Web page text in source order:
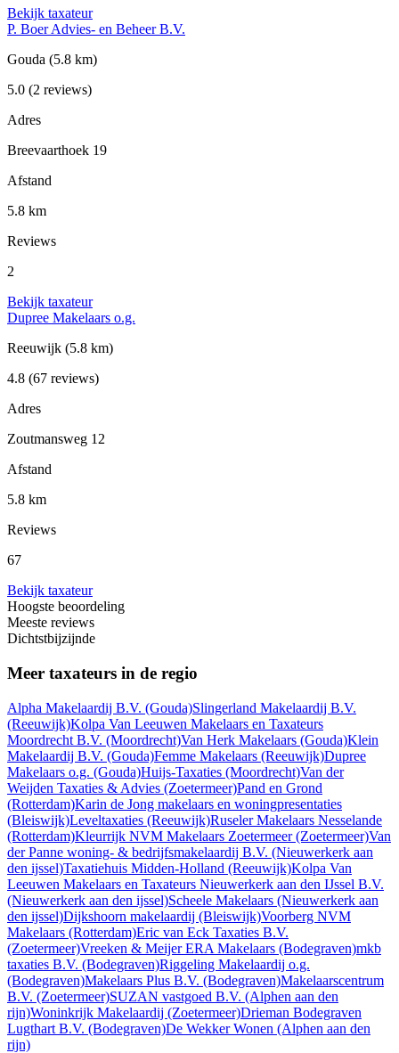
Bekijk taxateur
P. Boer Advies- en Beheer B.V.
Gouda (5.8 km)
5.0 (2 reviews)
Adres
Breevaarthoek 19
Afstand
5.8 km
Reviews
2
Bekijk taxateur
Dupree Makelaars o.g.
Reeuwijk (5.8 km)
4.8 (67 reviews)
Adres
Zoutmansweg 12
Afstand
5.8 km
Reviews
67
Bekijk taxateur
Hoogste beoordeling
Meeste reviews
Dichtstbijzijnde
Meer taxateurs in de regio
Alpha Makelaardij B.V. (Gouda)Slingerland Makelaardij B.V.
(Reeuwijk)Kolpa Van Leeuwen Makelaars en Taxateurs
Moordrecht B.V. (Moordrecht)Van Herk Makelaars (Gouda)Klein
Makelaardij B.V. (Gouda)Femme Makelaars (Reeuwijk)Dupree
Makelaars o.g. (Gouda)Huijs-Taxaties (Moordrecht)Van der
Weijden Taxaties & Advies (Zoetermeer)Pand en Grond
(Rotterdam)Karin de Jong makelaars en woningpresentaties
(Bleiswijk)Leveltaxaties (Reeuwijk)Ruseler Makelaars Nesselande
(Rotterdam)Kleurrijk NVM Makelaars Zoetermeer(Zoetermeer)Van
der Panne woning- & bedrijfsmakelaardij B.V. (Nieuwerkerk aan
den ijssel)Taxatiehuis Midden-Holland (Reeuwijk)Kolpa Van
Leeuwen Makelaars en Taxateurs Nieuwerkerk aan den IJssel B.V.
(Nieuwerkerk aan den ijssel)Scheele Makelaars (Nieuwerkerk aan
den ijssel)Dijkshoorn makelaardij (Bleiswijk)Voorberg NVM
Makelaars (Rotterdam)Eric van Eck Taxaties B.V.
(Zoetermeer)Vreeken & Meijer ERA Makelaars (Bodegraven)mkb
taxaties B.V. (Bodegraven)Riggeling Makelaardij o.g.
(Bodegraven)Makelaars Plus B.V. (Bodegraven)Makelaarscentrum
B.V. (Zoetermeer)SUZAN vastgoed B.V. (Alphen aan den
rijn)Woninkrijk Makelaardij (Zoetermeer)Drieman Bodegraven
Lugthart B.V. (Bodegraven)De Wekker Wonen (Alphen aan den
rijn)